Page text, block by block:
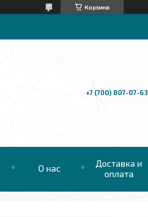
Корзина
+7 (700) 807-07-63
О нас
Доставка и
оплата